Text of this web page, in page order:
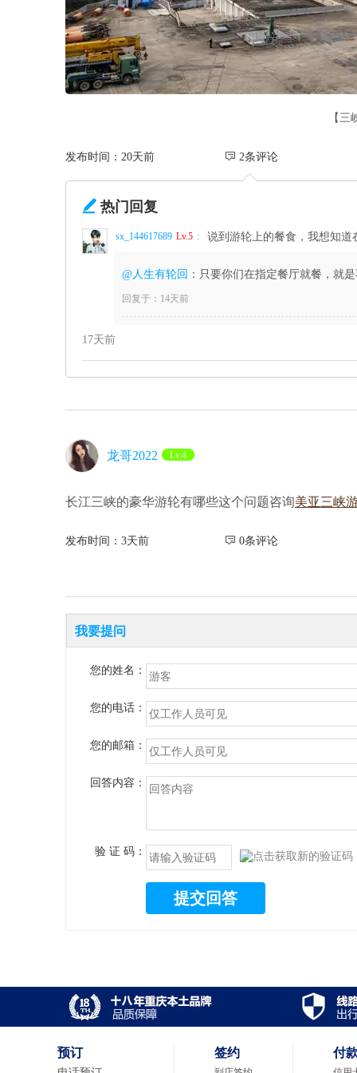
【
发布时间：20天前  2条评论
 热门回复
sx_144617689 Lv.5 : 说到游轮上的餐食，我想知道
@人生有轮回 ：只要你们在指定餐厅就餐，就
回复于：14天前
17天前
龙哥2022 Lv.4
长江三峡的豪华游轮有哪些这个问题咨询美亚三峡
发布时间：3天前  0条评论
我要提问
您的姓名：
您的电话：
您的邮箱：
回答内容：
验 证 码：
提交回答
预订 签约 付